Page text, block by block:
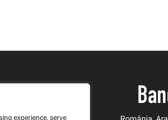
experience, serve